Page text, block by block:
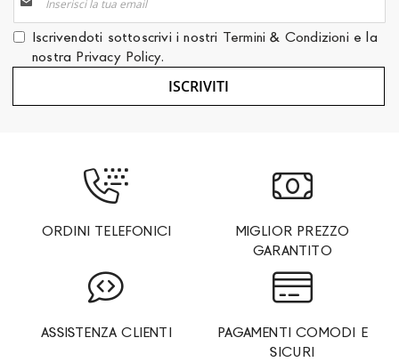
alla
nostra
Newsletter:
Iscrivendoti sottoscrivi i nostri Termini & Condizioni e la
nostra Privacy Policy.
ISCRIVITI
ORDINI TELEFONICI
MIGLIOR PREZZO
GARANTITO
ASSISTENZA CLIENTI
PAGAMENTI COMODI E
SICURI